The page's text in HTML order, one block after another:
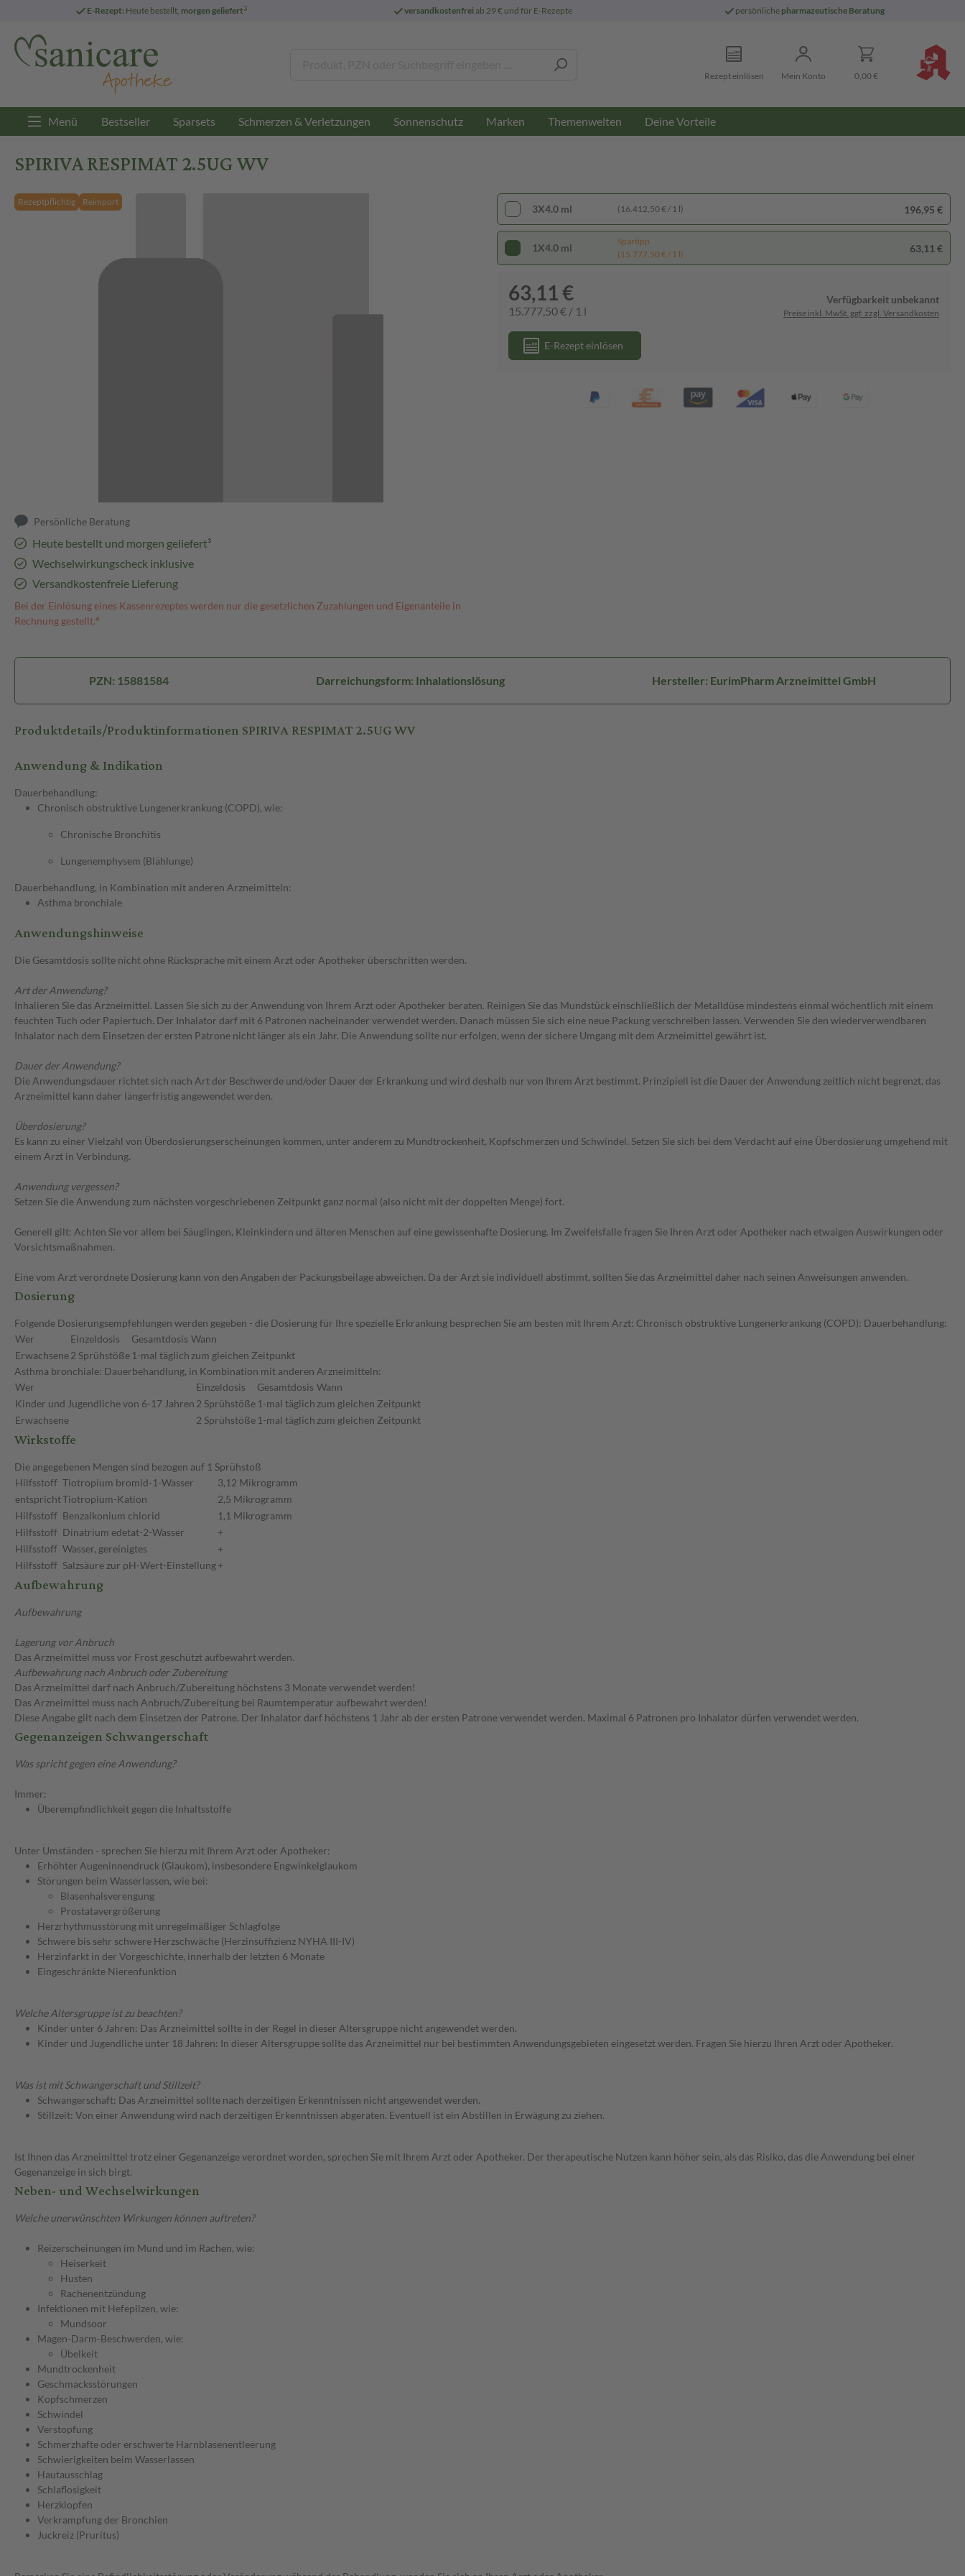
E-Rezept: Heute bestellt, morgen geliefert3 versandkostenfreiab 29 € und für E-Rezepte persönliche pharmazeutische Beratung
Rezept einlösen Mein Konto 0,00 €
Menü Bestseller Sparsets Schmerzen & Verletzungen Sonnenschutz Marken Themenwelten Deine Vorteile
SPIRIVA RESPIMAT 2.5UG WV
Rezeptpflichtig Reimport
Persönliche Beratung
Heute bestellt und morgen geliefert³
Wechselwirkungscheck inklusive
Versandkostenfreie Lieferung
Bei der Einlösung eines Kassenrezeptes werden nur die gesetzlichen Zuzahlungen und Eigenanteile in
Rechnung gestellt.⁴
3X4.0 ml (16.412,50 € / 1 l) 196,95 €
1X4.0 ml
Spartipp
(15.777,50 € / 1 l)
63,11 €
63,11 €
15.777,50 € / 1 l
Verfügbarkeit unbekannt
Preise inkl. MwSt. ggf. zzgl. Versandkosten
E-Rezept einlösen
PZN: 15881584 Darreichungsform: Inhalationslösung Hersteller: EurimPharm Arzneimittel GmbH
Produktdetails/Produktinformationen SPIRIVA RESPIMAT 2.5UG WV
Anwendung & Indikation
Dauerbehandlung:
Chronisch obstruktive Lungenerkrankung (COPD), wie:
Chronische Bronchitis
Lungenemphysem (Blählunge)
Dauerbehandlung, in Kombination mit anderen Arzneimitteln:
Asthma bronchiale
Anwendungshinweise
Die Gesamtdosis sollte nicht ohne Rücksprache mit einem Arzt oder Apotheker überschritten werden.
Art der Anwendung?
Inhalieren Sie das Arzneimittel. Lassen Sie sich zu der Anwendung von Ihrem Arzt oder Apotheker beraten. Reinigen Sie das Mundstück einschließlich der Metalldüse mindestens einmal wöchentlich mit einem
feuchten Tuch oder Papiertuch. Der Inhalator darf mit 6 Patronen nacheinander verwendet werden. Danach müssen Sie sich eine neue Packung verschreiben lassen. Verwenden Sie den wiederverwendbaren
Inhalator nach dem Einsetzen der ersten Patrone nicht länger als ein Jahr. Die Anwendung sollte nur erfolgen, wenn der sichere Umgang mit dem Arzneimittel gewährt ist.
Dauer der Anwendung?
Die Anwendungsdauer richtet sich nach Art der Beschwerde und/oder Dauer der Erkrankung und wird deshalb nur von Ihrem Arzt bestimmt. Prinzipiell ist die Dauer der Anwendung zeitlich nicht begrenzt, das
Arzneimittel kann daher längerfristig angewendet werden.
Überdosierung?
Es kann zu einer Vielzahl von Überdosierungserscheinungen kommen, unter anderem zu Mundtrockenheit, Kopfschmerzen und Schwindel. Setzen Sie sich bei dem Verdacht auf eine Überdosierung umgehend mit
einem Arzt in Verbindung.
Anwendung vergessen?
Setzen Sie die Anwendung zum nächsten vorgeschriebenen Zeitpunkt ganz normal (also nicht mit der doppelten Menge) fort.
Generell gilt: Achten Sie vor allem bei Säuglingen, Kleinkindern und älteren Menschen auf eine gewissenhafte Dosierung. Im Zweifelsfalle fragen Sie Ihren Arzt oder Apotheker nach etwaigen Auswirkungen oder
Vorsichtsmaßnahmen.
Eine vom Arzt verordnete Dosierung kann von den Angaben der Packungsbeilage abweichen. Da der Arzt sie individuell abstimmt, sollten Sie das Arzneimittel daher nach seinen Anweisungen anwenden.
Dosierung
Folgende Dosierungsempfehlungen werden gegeben - die Dosierung für Ihre spezielle Erkrankung besprechen Sie am besten mit Ihrem Arzt: Chronisch obstruktive Lungenerkrankung (COPD): Dauerbehandlung:
Wer
Einzeldosis Gesamtdosis Wann
Erwachsene2 Sprühstöße 1-mal täglich zum gleichen Zeitpunkt
Asthma bronchiale: Dauerbehandlung, in Kombination mit anderen Arzneimitteln:
Wer
Einzeldosis Gesamtdosis Wann
Kinder und Jugendliche von 6-17 Jahren 2 Sprühstöße 1-mal täglich zum gleichen Zeitpunkt
Erwachsene
2 Sprühstöße 1-mal täglich zum gleichen Zeitpunkt
Wirkstoffe
Die angegebenen Mengen sind bezogen auf 1 Sprühstoß
Hilfsstoff Tiotropium bromid-1-Wasser
3,12 Mikrogramm
entsprichtTiotropium-Kation
2,5 Mikrogramm
Hilfsstoff Benzalkonium chlorid
1,1 Mikrogramm
Hilfsstoff Dinatrium edetat-2-Wasser
+
Hilfsstoff Wasser, gereinigtes
+
Hilfsstoff Salzsäure zur pH-Wert-Einstellung+
Aufbewahrung
Aufbewahrung
Lagerung vor Anbruch
Das Arzneimittel muss vor Frost geschützt aufbewahrt werden.
Aufbewahrung nach Anbruch oder Zubereitung
Das Arzneimittel darf nach Anbruch/Zubereitung höchstens 3 Monate verwendet werden!
Das Arzneimittel muss nach Anbruch/Zubereitung bei Raumtemperatur aufbewahrt werden!
Diese Angabe gilt nach dem Einsetzen der Patrone. Der Inhalator darf höchstens 1 Jahr ab der ersten Patrone verwendet werden. Maximal 6 Patronen pro Inhalator dürfen verwendet werden.
Gegenanzeigen Schwangerschaft
Was spricht gegen eine Anwendung?
Immer:
Überempfindlichkeit gegen die Inhaltsstoffe
Unter Umständen - sprechen Sie hierzu mit Ihrem Arzt oder Apotheker:
Erhöhter Augeninnendruck (Glaukom), insbesondere Engwinkelglaukom
Störungen beim Wasserlassen, wie bei:
Blasenhalsverengung
Prostatavergrößerung
Herzrhythmusstörung mit unregelmäßiger Schlagfolge
Schwere bis sehr schwere Herzschwäche (Herzinsuffizienz NYHA III-IV)
Herzinfarkt in der Vorgeschichte, innerhalb der letzten 6 Monate
Eingeschränkte Nierenfunktion
Welche Altersgruppe ist zu beachten?
Kinder unter 6 Jahren: Das Arzneimittel sollte in der Regel in dieser Altersgruppe nicht angewendet werden.
Kinder und Jugendliche unter 18 Jahren: In dieser Altersgruppe sollte das Arzneimittel nur bei bestimmten Anwendungsgebieten eingesetzt werden. Fragen Sie hierzu Ihren Arzt oder Apotheker.
Was ist mit Schwangerschaft und Stillzeit?
Schwangerschaft: Das Arzneimittel sollte nach derzeitigen Erkenntnissen nicht angewendet werden.
Stillzeit: Von einer Anwendung wird nach derzeitigen Erkenntnissen abgeraten. Eventuell ist ein Abstillen in Erwägung zu ziehen.
Ist Ihnen das Arzneimittel trotz einer Gegenanzeige verordnet worden, sprechen Sie mit Ihrem Arzt oder Apotheker. Der therapeutische Nutzen kann höher sein, als das Risiko, das die Anwendung bei einer
Gegenanzeige in sich birgt.
Neben- und Wechselwirkungen
Welche unerwünschten Wirkungen können auftreten?
Reizerscheinungen im Mund und im Rachen, wie:
Heiserkeit
Husten
Rachenentzündung
Infektionen mit Hefepilzen, wie:
Mundsoor
Magen-Darm-Beschwerden, wie:
Übelkeit
Mundtrockenheit
Geschmacksstörungen
Kopfschmerzen
Schwindel
Verstopfung
Schmerzhafte oder erschwerte Harnblasenentleerung
Schwierigkeiten beim Wasserlassen
Hautausschlag
Schlaflosigkeit
Herzklopfen
Verkrampfung der Bronchien
Juckreiz (Pruritus)